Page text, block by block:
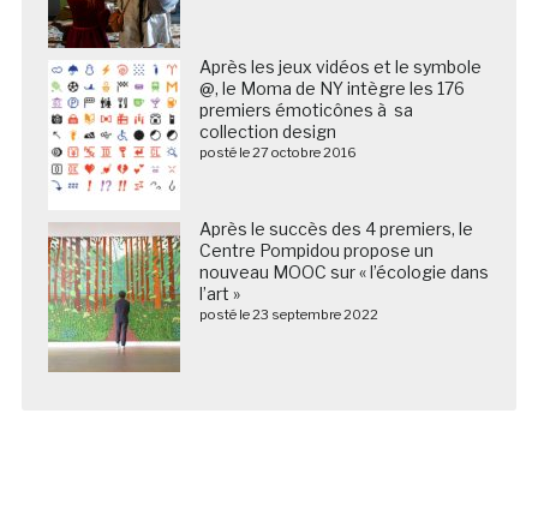
Après les jeux vidéos et le symbole
@, le Moma de NY intègre les 176
premiers émoticônes à sa
collection design
posté le 27 octobre 2016
Après le succès des 4 premiers, le
Centre Pompidou propose un
nouveau MOOC sur « l’écologie dans
l’art »
posté le 23 septembre 2022